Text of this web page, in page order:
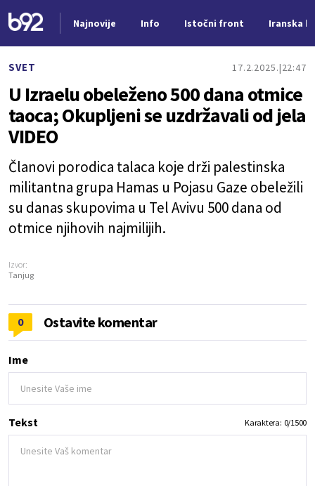
Najnovije Info Istočni front Iranska
SVET 17.2.2025. 22:47
U Izraelu obeleženo 500 dana otmice
taoca; Okupljeni se uzdržavali od jela
VIDEO
Članovi porodica talaca koje drži palestinska
militantna grupa Hamas u Pojasu Gaze obeležili
su danas skupovima u Tel Avivu 500 dana od
otmice njihovih najmilijih.
Izvor:
Tanjug
0 Ostavite komentar
Ime
Tekst Karaktera: 0/1500